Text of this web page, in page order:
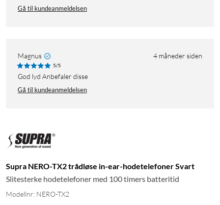
Gå til kundeanmeldelsen
Magnus 4 måneder siden
5/5
God lyd Anbefaler disse
Gå til kundeanmeldelsen
Supra NERO-TX2 trådløse in-ear-hodetelefoner Svart
Slitesterke hodetelefoner med 100 timers batteritid
Modellnr: NERO-TX2